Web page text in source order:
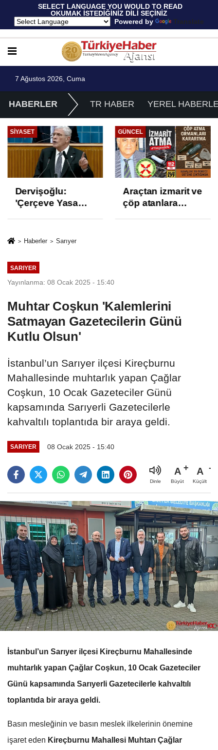
SELECT LANGUAGE YOU WOULD TO READ
OKUMAK İSTEDİĞİNİZ DİLİ SEÇİNİZ
Powered by
Translate
7 Ağustos 2026, Cuma
HABERLER TR HABER YEREL
SIYASET
Dervişoğlu:
'Çerçeve Yasa
ve İhanet
GÜNCEL
Araçtan izmarit ve
çöp atanlara
Haberler Sarıyer
SARIYER
Yayınlanma: 08 Ocak 2025 - 15:40
Muhtar Coşkun 'Kalemlerini
Satmayan Gazetecilerin Günü
Kutlu Olsun'
İstanbul’un Sarıyer ilçesi Kireçburnu
Mahallesinde muhtarlık yapan Çağlar
Coşkun, 10 Ocak Gazeteciler Günü
kapsamında Sarıyerli Gazetecilerle
kahvaltılı toplantıda bir araya geldi.
SARIYER 08 Ocak 2025 - 15:40
Dinle
A
Büyüt
A
Küçült
İstanbul’un Sarıyer ilçesi Kireçburnu Mahallesinde
muhtarlık yapan Çağlar Coşkun, 10 Ocak Gazeteciler
Günü kapsamında Sarıyerli Gazetecilerle kahvaltılı
toplantıda bir araya geldi.
Basın mesleğinin ve basın meslek ilkelerinin önemine
işaret eden Kireçburnu Mahallesi Muhtarı Çağlar